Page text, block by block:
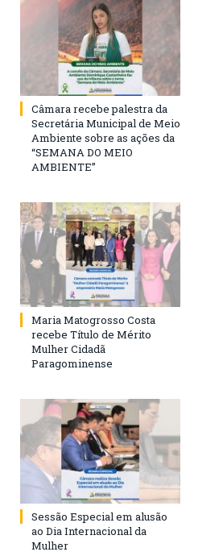
Câmara recebe palestra da
Secretária Municipal de Meio
Ambiente sobre as ações da
“SEMANA DO MEIO
AMBIENTE”
Maria Matogrosso Costa
recebe Título de Mérito
Mulher Cidadã
Paragominense
Sessão Especial em alusão
ao Dia Internacional da
Mulher